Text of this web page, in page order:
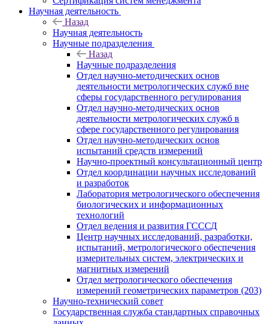
Научная деятельность
Назад
Научная деятельность
Научные подразделения
Назад
Научные подразделения
Отдел научно-методических основ
деятельности метрологических служб вне
сферы государственного регулирования
Отдел научно-методических основ
деятельности метрологических служб в
сфере государственного регулирования
Отдел научно-методических основ
испытаний средств измерений
Научно-проектный консультационный центр
Отдел координации научных исследований
и разработок
Лаборатория метрологического обеспечения
биологических и информационных
технологий
Отдел ведения и развития ГСССД
Центр научных исследований, разработки,
испытаний, метрологического обеспечения
измерительных систем, электрических и
магнитных измерений
Отдел метрологического обеспечения
измерений геометрических параметров (203)
Научно-технический совет
Государственная служба стандартных справочных